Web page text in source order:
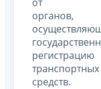
органов,
регистрацию
транспортных
средств.